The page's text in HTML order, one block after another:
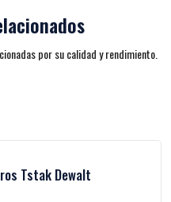
por su calidad y rendimiento.
Tstak Dewalt